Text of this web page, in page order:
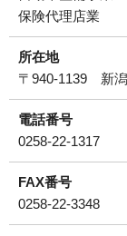
保険代理店業
所在地
〒940-1139 新
電話番号
0258-22-1317
FAX番号
0258-22-3348